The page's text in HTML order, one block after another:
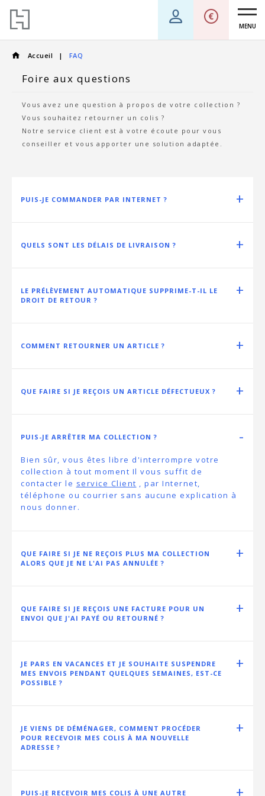
MENU
Accueil FAQ
Foire aux questions
Vous avez une question à propos de votre collection ?
Vous souhaitez retourner un colis ?
Notre service client est à votre écoute pour vous
conseiller et vous apporter une solution adaptée.
PUIS-JE COMMANDER PAR INTERNET ?
QUELS SONT LES DÉLAIS DE LIVRAISON ?
LE PRÉLÈVEMENT AUTOMATIQUE SUPPRIME-T-IL LE
DROIT DE RETOUR ?
COMMENT RETOURNER UN ARTICLE ?
QUE FAIRE SI JE REÇOIS UN ARTICLE DÉFECTUEUX ?
PUIS-JE ARRÊTER MA COLLECTION ?
Bien sûr, vous êtes libre d'interrompre votre
collection à tout moment Il vous suffit de
contacter le service Client , par Internet,
téléphone ou courrier sans aucune explication à
nous donner.
QUE FAIRE SI JE NE REÇOIS PLUS MA COLLECTION
ALORS QUE JE NE L'AI PAS ANNULÉE ?
QUE FAIRE SI JE REÇOIS UNE FACTURE POUR UN
ENVOI QUE J'AI PAYÉ OU RETOURNÉ ?
JE PARS EN VACANCES ET JE SOUHAITE SUSPENDRE
MES ENVOIS PENDANT QUELQUES SEMAINES, EST-CE
POSSIBLE ?
JE VIENS DE DÉMÉNAGER, COMMENT PROCÉDER
POUR RECEVOIR MES COLIS À MA NOUVELLE
ADRESSE ?
PUIS-JE RECEVOIR MES COLIS À UNE AUTRE